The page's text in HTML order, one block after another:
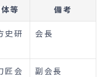
等 備考
史研
会長
匠会 副会長